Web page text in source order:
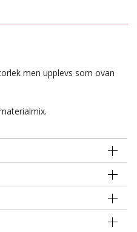
men upplevs som ovan